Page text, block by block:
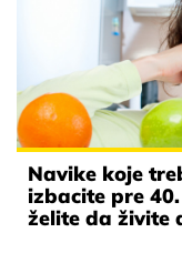
Navike koje
izbacite pre
želite da živite